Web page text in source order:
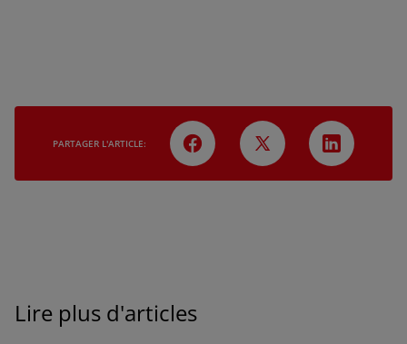
Latina (Español)
and Middle-East (English)
PARTAGER L'ARTICLE:
Lire plus d'articles